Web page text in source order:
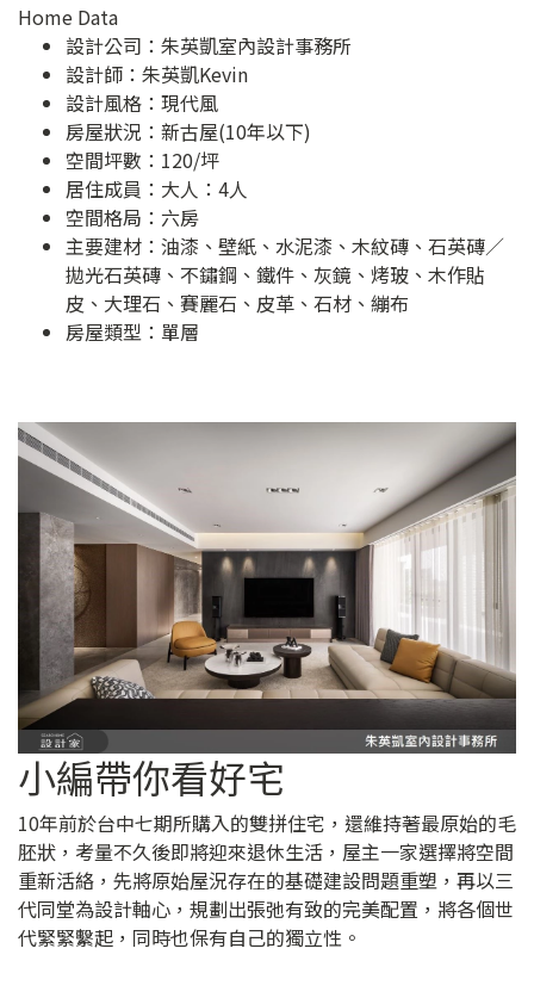
Home Data
設計公司： 朱英凱室內設計事務所
設計師：朱英凱Kevin
設計風格：現代風
房屋狀況：新古屋(10年以下)
空間坪數：120/坪
居住成員：大人：4人
空間格局：六房
主要建材：油漆、壁紙、水泥漆、木紋磚、石英磚／
拋光石英磚、不鏽鋼、鐵件、灰鏡、烤玻、木作貼
皮、大理石、賽麗石、皮革、石材、繃布
房屋類型：單層
小編帶你看好宅
10年前於台中七期所購入的雙拼住宅，還維持著最原始的毛
胚狀，考量不久後即將迎來退休生活，屋主一家選擇將空間
重新活絡，先將原始屋況存在的基礎建設問題重塑，再以三
代同堂為設計軸心，規劃出張弛有致的完美配置，將各個世
代緊緊繫起，同時也保有自己的獨立性。